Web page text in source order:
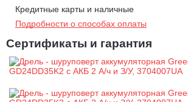
Кредитные карты и наличные
Подробности о способах оплаты
Сертификаты и гарантия